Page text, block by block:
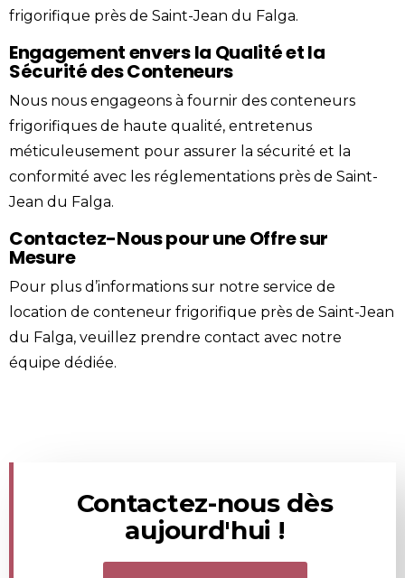
frigorifique près de Saint-Jean du Falga.
Engagement envers la Qualité et la
Sécurité des Conteneurs
Nous nous engageons à fournir des conteneurs
frigorifiques de haute qualité, entretenus
méticuleusement pour assurer la sécurité et la
conformité avec les réglementations près de Saint-
Jean du Falga.
Contactez-Nous pour une Offre sur
Mesure
Pour plus d’informations sur notre service de
location de conteneur frigorifique près de Saint-Jean
du Falga, veuillez prendre contact avec notre
équipe dédiée.
Contactez-nous dès
aujourd'hui !